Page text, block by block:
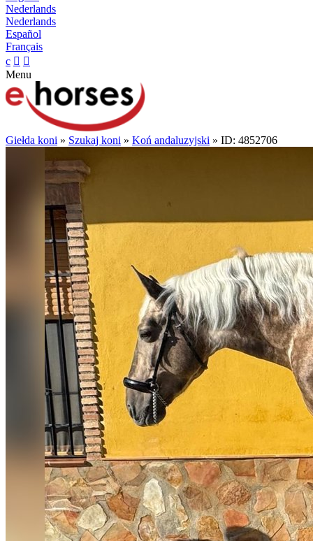
Nederlands
Nederlands
Español
Français
c  
Menu
Giełda koni » Szukaj koni » Koń andaluzyjski » ID: 4852706